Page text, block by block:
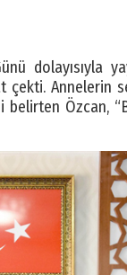
dolayısıyla
Annelerin
belirten Özcan,